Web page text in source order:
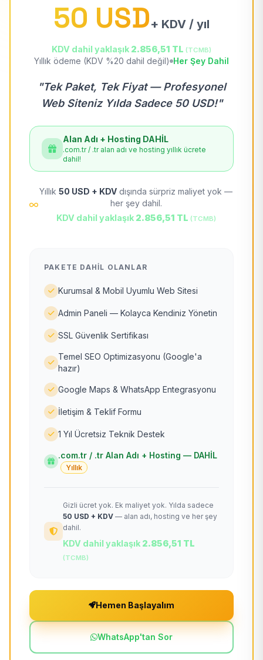
50 USD+ KDV / yıl
KDV dahil yaklaşık 2.856,51 TL (TCMB)
Yıllık ödeme (KDV %20 dahil değil) Her Şey Dahil
"Tek Paket, Tek Fiyat — Profesyonel
Web Siteniz Yılda Sadece 50 USD!"
Alan Adı + Hosting DAHİL
.com.tr / .tr alan adı ve hosting yıllık ücrete
dahil!
Yıllık 50 USD + KDV dışında sürpriz maliyet yok —
her şey dahil.
KDV dahil yaklaşık 2.856,51 TL (TCMB)
PAKETE DAHIL OLANLAR
Kurumsal & Mobil Uyumlu Web Sitesi
Admin Paneli — Kolayca Kendiniz Yönetin
SSL Güvenlik Sertifikası
Temel SEO Optimizasyonu (Google'a
hazır)
Google Maps & WhatsApp Entegrasyonu
İletişim & Teklif Formu
1 Yıl Ücretsiz Teknik Destek
.com.tr / .tr Alan Adı + Hosting — DAHİL
Yıllık
Gizli ücret yok. Ek maliyet yok. Yılda sadece
50 USD + KDV — alan adı, hosting ve her şey
dahil.
KDV dahil yaklaşık 2.856,51 TL
(TCMB)
Hemen Başlayalım
WhatsApp'tan Sor